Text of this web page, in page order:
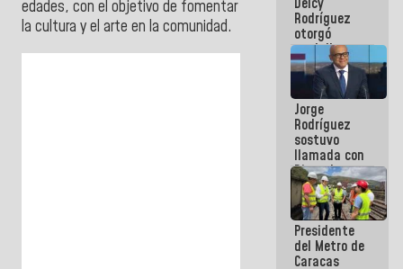
edades, con el objetivo de fomentar
la cultura y el arte en la comunidad.
planes de
acción
Rodríguez
otorgó
medalla
"Héroe de
Venezuela"
a servidores
públicos
Jorge
Rodríguez
sostuvo
llamada con
Dinorah
Figuera y
acuerdan
primer
encuentro
presencial
para el
Presidente
del Metro de
Caracas